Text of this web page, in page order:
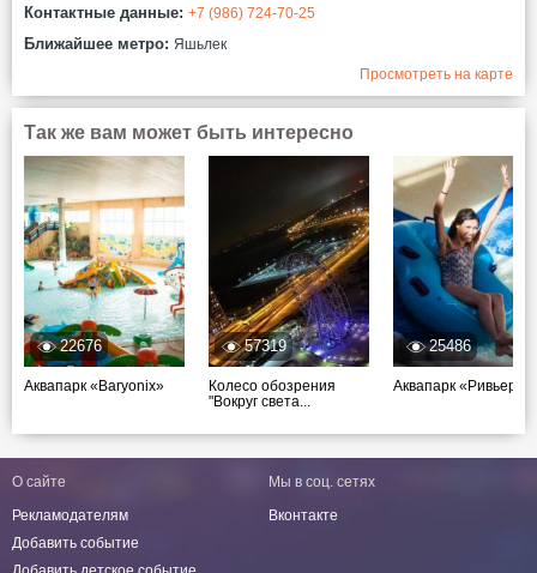
Контактные данные: +7 (986) 724-70-25
Ближайшее метро: Яшьлек
Просмотреть на карте
Так же вам может быть интересно
22676
Аквапарк «Baryonix»
57319
Колесо обозрения
"Вокруг света...
25486
Аквапарк «Ривьера»
О сайте
Рекламодателям
Добавить событие
Мы в соц. сетях
Вконтакте